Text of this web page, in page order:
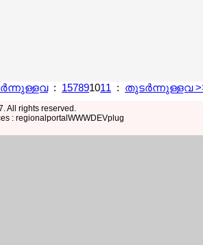
: 157891011 : തുടര്‍ന്നുള്ളവ
All rights reserved.
: regionalportalWWWDEVplug